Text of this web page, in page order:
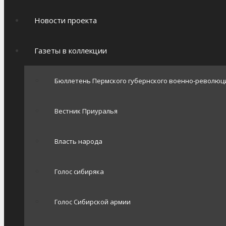
Новости проекта
Газеты в коллекции
Бюллетень Пермского губернского военно-
Вестник Приуралья
Власть народа
Голос сибиряка
Голос Сибирской армии